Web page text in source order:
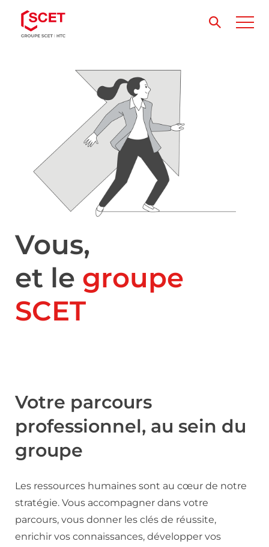
Vous,
et le groupe
SCET
Votre parcours
professionnel, au sein du
groupe
Les ressources humaines sont au cœur de notre
stratégie. Vous accompagner dans votre
parcours, vous donner les clés de réussite,
enrichir vos connaissances, développer vos